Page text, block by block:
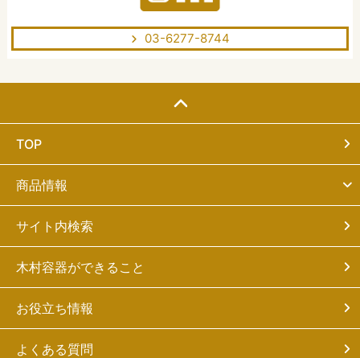
03-6277-8744
TOP
商品情報
サイト内検索
木村容器ができること
お役立ち情報
よくある質問